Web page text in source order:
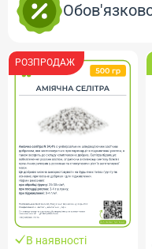
РОЗПРОДАЖ
В наявності